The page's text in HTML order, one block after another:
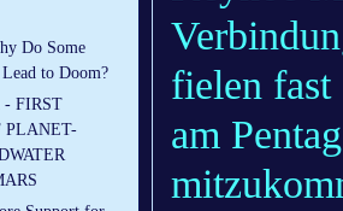
Do Some
to Doom?
- FIRST
PLANET-
fielen fast
am